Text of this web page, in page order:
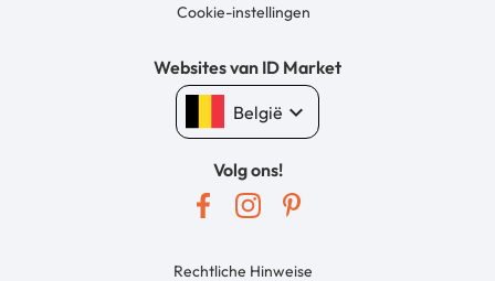
Cookie-instellingen
Websites van ID Market
België keyboard_arrow_down
Volg ons!
Rechtliche Hinweise